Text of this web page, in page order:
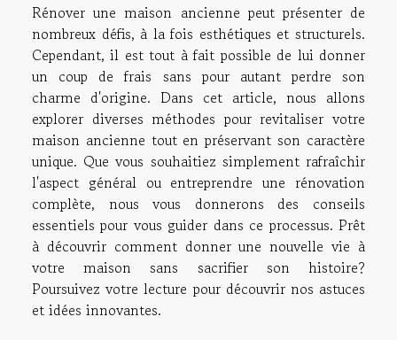
Rénover une maison ancienne peut présenter de
nombreux défis, à la fois esthétiques et structurels.
Cependant, il est tout à fait possible de lui donner
un coup de frais sans pour autant perdre son
charme d'origine. Dans cet article, nous allons
explorer diverses méthodes pour revitaliser votre
maison ancienne tout en préservant son caractère
unique. Que vous souhaitiez simplement rafraîchir
l'aspect général ou entreprendre une rénovation
complète, nous vous donnerons des conseils
essentiels pour vous guider dans ce processus. Prêt
à découvrir comment donner une nouvelle vie à
votre maison sans sacrifier son histoire?
Poursuivez votre lecture pour découvrir nos astuces
et idées innovantes.